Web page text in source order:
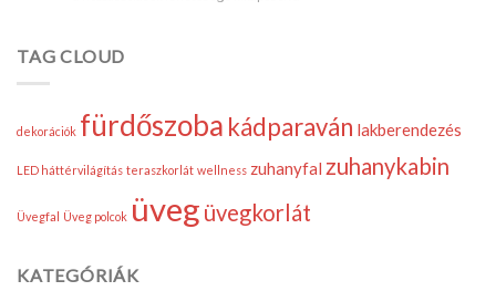
bejegyzéshez
Gondold
bejegyzéshez
TAG CLOUD
dekorációk fürdőszoba kádparaván lakberendezés
LED háttérvilágítás teraszkorlát wellness zuhanyfal zuhanykabin
Üvegfal Üveg polcok üveg üvegkorlát
KATEGÓRIÁK